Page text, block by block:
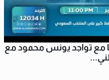
مع تواجد يونس محمود مع